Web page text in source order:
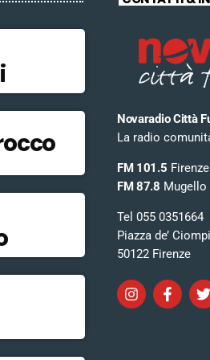
Novaradio Città
La radio
FM 101.5
FM 87.8 Mugello
Tel 055 0351664
Piazza de’
50122 Firenze